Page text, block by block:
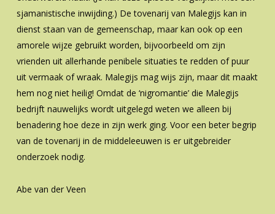
sjamanistische inwijding.) De tovenarij van Malegijs kan in
dienst staan van de gemeenschap, maar kan ook op een
amorele wijze gebruikt worden, bijvoorbeeld om zijn
vrienden uit allerhande penibele situaties te redden of puur
uit vermaak of wraak. Malegijs mag wijs zijn, maar dit maakt
hem nog niet heilig! Omdat de ‘nigromantie’ die Malegijs
bedrijft nauwelijks wordt uitgelegd weten we alleen bij
benadering hoe deze in zijn werk ging. Voor een beter begrip
van de tovenarij in de middeleeuwen is er uitgebreider
onderzoek nodig.
Abe van der Veen